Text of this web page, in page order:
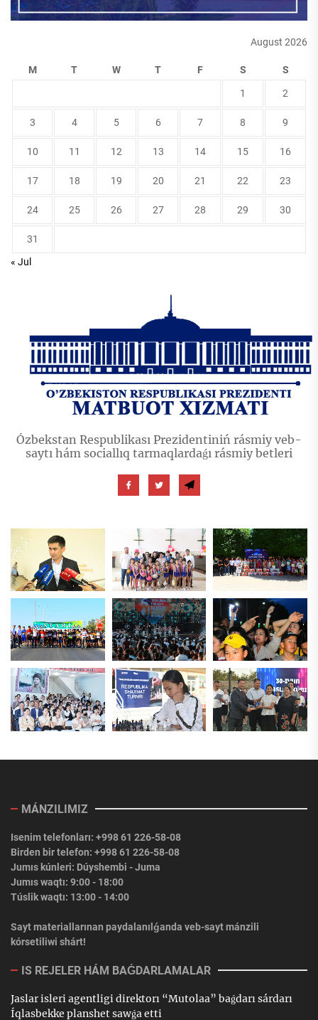
August 2026
M T W T F S S
1 2
3 4 5 6 7 8 9
10 11 12 13 14 15 16
17 18 19 20 21 22 23
24 25 26 27 28 29 30
31
« Jul
Ózbekstan Respublikası Prezidentiniń rásmiy veb-
saytı hám sociallıq tarmaqlardaǵı rásmiy betleri
MÁNZILIMIZ
Isenim telefonları: +998 61 226-58-08
Birden bir telefon: +998 61 226-58-08
Jumıs kúnleri: Dúyshembi - Juma
Jumıs waqtı: 9:00 - 18:00
Túslik waqtı: 13:00 - 14:00
Sayt materiallarınan paydalanılǵanda veb-sayt mánzili
kórsetiliwi shárt!
IS REJELER HÁM BAǴDARLAMALAR
Jaslar isleri agentligi direktorı “Mutolaa” baǵdarı sárdarı
Íqlasbekke planshet sawǵa etti